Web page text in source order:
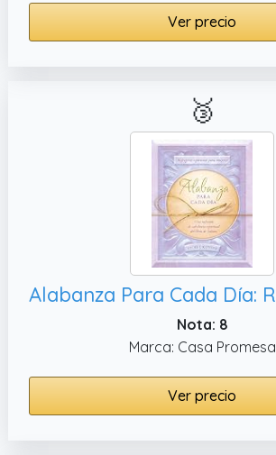
Ver precio
🥉
Nota: 8
Marca: Casa Promesa
Ver precio